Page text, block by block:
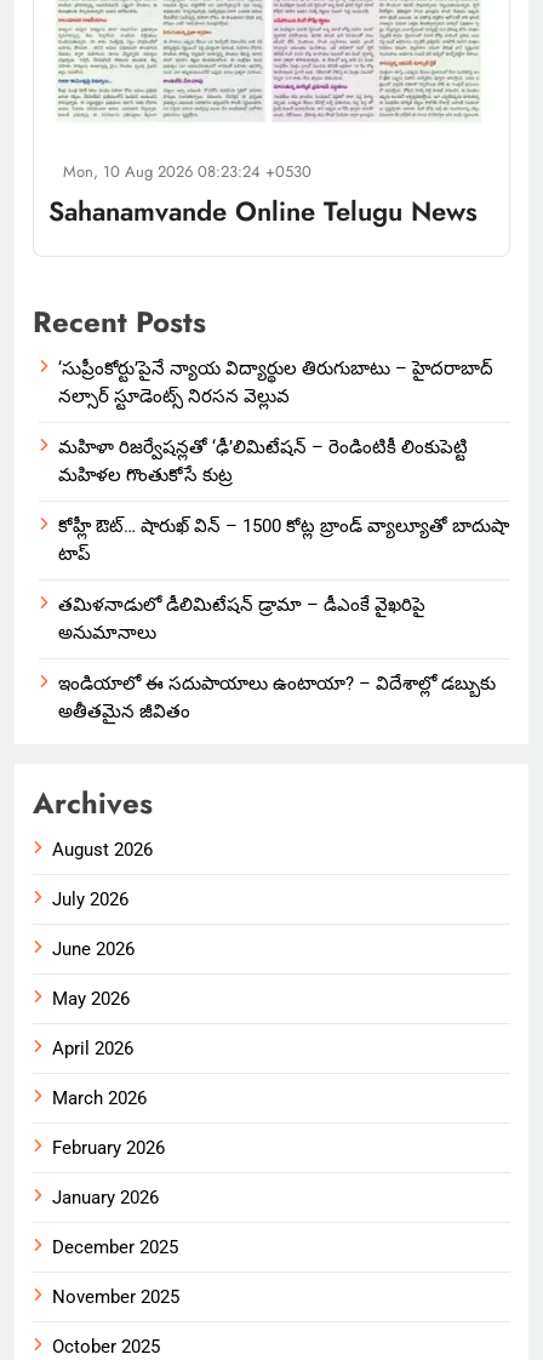
Mon, 10 Aug 2026 08:23:24 +0530
Sahanamvande Online Telugu News
Recent Posts
‘సుప్రీంకోర్టు’పైనే న్యాయ విద్యార్థుల తిరుగుబాటు – హైదరాబాద్
నల్సార్ స్టూడెంట్స్ నిరసన వెల్లువ
మహిళా రిజర్వేషన్లతో ‘ఢీ’లిమిటేషన్ – రెండింటికీ లింకుపెట్టి
మహిళల గొంతుకోసే కుట్ర
కోహ్లీ ఔట్… షారుఖ్ విన్ – 1500 కోట్ల బ్రాండ్ వ్యాల్యూతో బాదుషా
టాప్
తమిళనాడులో డీలిమిటేషన్ డ్రామా – డీఎంకే వైఖరిపై
అనుమానాలు
ఇండియాలో‌ ఈ సదుపాయాలు ఉంటాయా? – విదేశాల్లో డబ్బుకు
అతీతమైన జీవితం
Archives
August 2026
July 2026
June 2026
May 2026
April 2026
March 2026
February 2026
January 2026
December 2025
November 2025
October 2025